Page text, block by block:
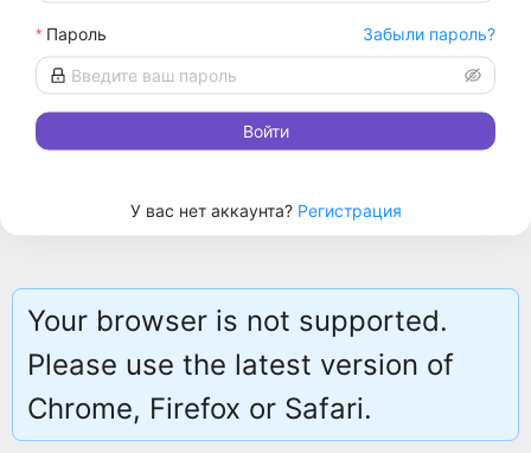
Пароль Забыли пароль?
Войти
У вас нет аккаунта? Регистрация
Your browser is not supported.
Please use the latest version of
Chrome, Firefox or Safari.